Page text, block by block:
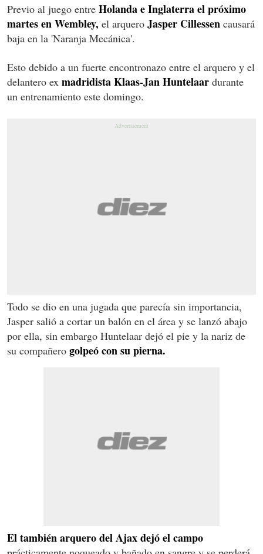
Previo al juego entre Holanda e Inglaterra el próximo
martes en Wembley, el arquero Jasper Cillessen causará
baja en la 'Naranja Mecánica'.
Esto debido a un fuerte encontronazo entre el arquero y el
delantero ex madridista Klaas-Jan Huntelaar durante
un entrenamiento este domingo.
Todo se dio en una jugada que parecía sin importancia,
Jasper salió a cortar un balón en el área y se lanzó abajo
por ella, sin embargo Huntelaar dejó el pie y la nariz de
su compañero golpeó con su pierna.
El también arquero del Ajax dejó el campo